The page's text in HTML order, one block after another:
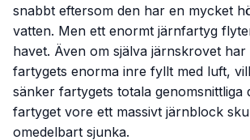
snabbt eftersom den har en mycket
vatten. Men ett enormt järnfartyg
havet. Även om själva järnskrovet
fartygets enorma inre fyllt med luft,
sänker fartygets totala genomsnittliga
fartyget vore ett massivt järnblock
omedelbart sjunka.